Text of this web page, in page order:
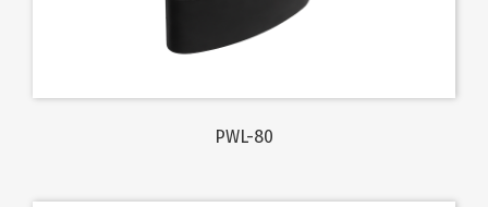
PWL-80